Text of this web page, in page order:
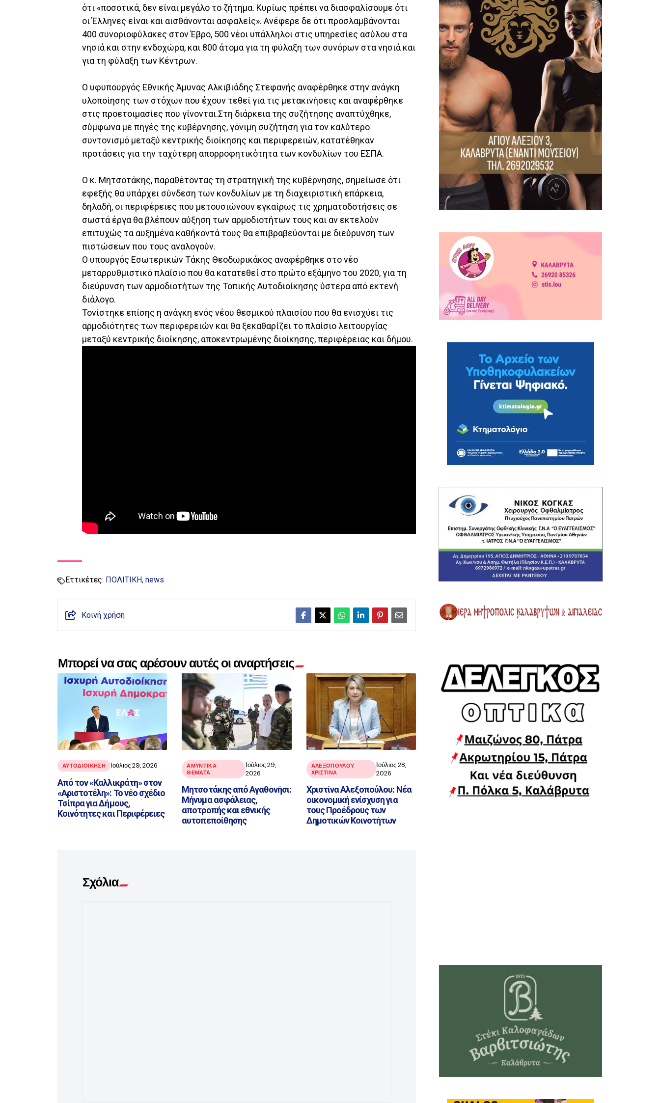
ότι «ποσοτικά, δεν είναι μεγάλο το ζήτημα. Κυρίως πρέπει να διασφαλίσουμε ότι
οι Έλληνες είναι και αισθάνονται ασφαλείς». Ανέφερε δε ότι προσλαμβάνονται
400 συνοριοφύλακες στον Έβρο, 500 νέοι υπάλληλοι στις υπηρεσίες ασύλου στα
νησιά και στην ενδοχώρα, και 800 άτομα για τη φύλαξη των συνόρων στα νησιά και
για τη φύλαξη των Κέντρων.
Ο υφυπουργός Εθνικής Άμυνας Αλκιβιάδης Στεφανής αναφέρθηκε στην ανάγκη
υλοποίησης των στόχων που έχουν τεθεί για τις μετακινήσεις και αναφέρθηκε
στις προετοιμασίες που γίνονται.Στη διάρκεια της συζήτησης αναπτύχθηκε,
σύμφωνα με πηγές της κυβέρνησης, γόνιμη συζήτηση για τον καλύτερο
συντονισμό μεταξύ κεντρικής διοίκησης και περιφερειών, κατατέθηκαν
προτάσεις για την ταχύτερη απορροφητικότητα των κονδυλίων του ΕΣΠΑ.
Ο κ. Μητσοτάκης, παραθέτοντας τη στρατηγική της κυβέρνησης, σημείωσε ότι
εφεξής θα υπάρχει σύνδεση των κονδυλίων με τη διαχειριστική επάρκεια,
δηλαδή, οι περιφέρειες που μετουσιώνουν εγκαίρως τις χρηματοδοτήσεις σε
σωστά έργα θα βλέπουν αύξηση των αρμοδιοτήτων τους και αν εκτελούν
επιτυχώς τα αυξημένα καθήκοντά τους θα επιβραβεύονται με διεύρυνση των
πιστώσεων που τους αναλογούν.
Ο υπουργός Εσωτερικών Τάκης Θεοδωρικάκος αναφέρθηκε στο νέο
μεταρρυθμιστικό πλαίσιο που θα κατατεθεί στο πρώτο εξάμηνο του 2020, για τη
διεύρυνση των αρμοδιοτήτων της Τοπικής Αυτοδιοίκησης ύστερα από εκτενή
διάλογο.
Τονίστηκε επίσης η ανάγκη ενός νέου θεσμικού πλαισίου που θα ενισχύει τις
αρμοδιότητες των περιφερειών και θα ξεκαθαρίζει το πλαίσιο λειτουργίας
μεταξύ κεντρικής διοίκησης, αποκεντρωμένης διοίκησης, περιφέρειας και δήμου.
Εττικέτες: ΠΟΛΙΤΙΚΗ news
Κοινή χρήση
Μπορεί να σας αρέσουν αυτές οι αναρτήσεις
ΑΥΤΟΔΙΟΙΚΗΣΗ Ιούλιος 29, 2026
Από τον «Καλλικράτη» στον
«Αριστοτέλη»: Το νέο σχέδιο
Τσίπρα για Δήμους,
Κοινότητες και Περιφέρειες
ΑΜΥΝΤΙΚΑ
ΘΕΜΑΤΑ
Ιούλιος 29,
2026
Μητσοτάκης από Αγαθονήσι:
Μήνυμα ασφάλειας,
αποτροπής και εθνικής
αυτοπεποίθησης
ΑΛΕΞΟΠΟΥΛΟΥ
ΧΡΙΣΤΙΝΑ
Ιούλιος 28,
2026
Χριστίνα Αλεξοπούλου: Νέα
οικονομική ενίσχυση για
τους Προέδρους των
Δημοτικών Κοινοτήτων
Σχόλια